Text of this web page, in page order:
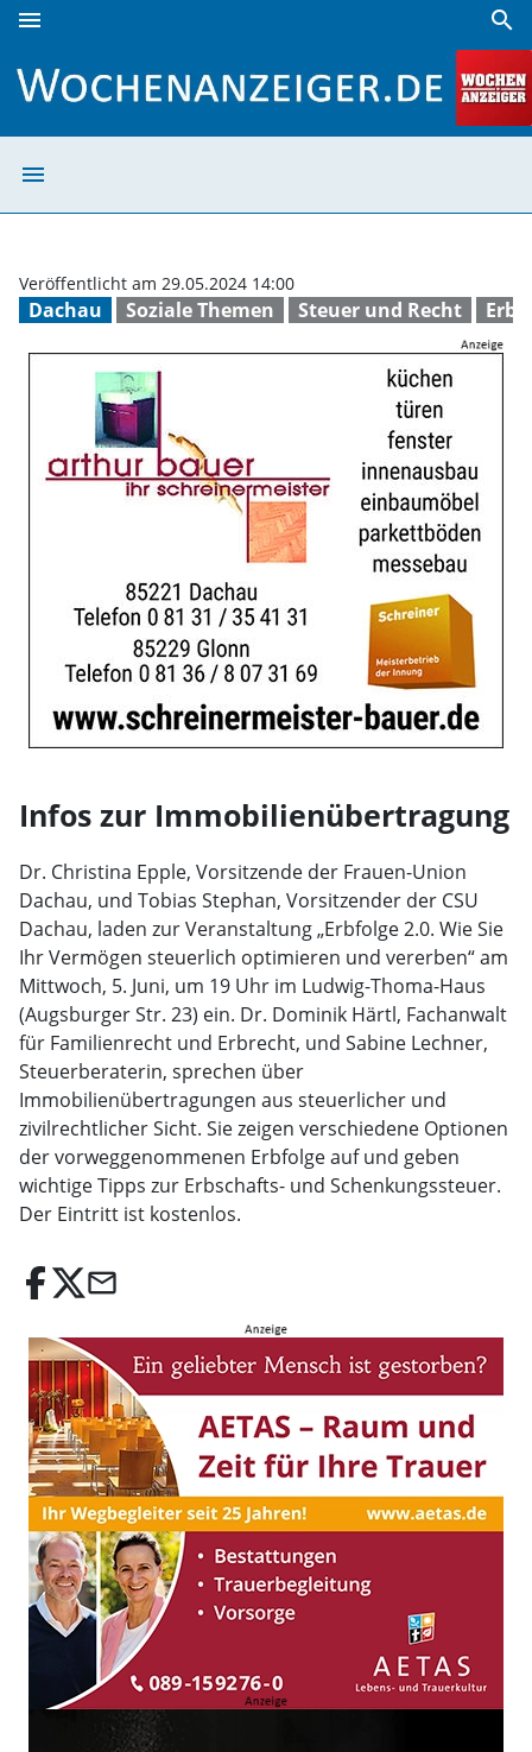
menu search
menu
Dachau Soziale Themen Steuer und Recht
Veröffentlicht am 29.05.2024 14:00
Infos zur Immobilienübertragung
Dr. Christina Epple, Vorsitzende der Frauen-Union
Dachau, und Tobias Stephan, Vorsitzender der CSU
Dachau, laden zur Veranstaltung „Erbfolge 2.0. Wie Sie
Ihr Vermögen steuerlich optimieren und vererben“ am
Mittwoch, 5. Juni, um 19 Uhr im Ludwig-Thoma-Haus
(Augsburger Str. 23) ein. Dr. Dominik Härtl, Fachanwalt
für Familienrecht und Erbrecht, und Sabine Lechner,
Steuerberaterin, sprechen über
Immobilienübertragungen aus steuerlicher und
zivilrechtlicher Sicht. Sie zeigen verschiedene Optionen
der vorweggenommenen Erbfolge auf und geben
wichtige Tipps zur Erbschafts- und Schenkungssteuer.
Der Eintritt ist kostenlos.
email